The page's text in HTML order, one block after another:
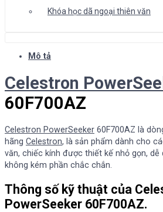
Khóa học dã ngoại thiên văn
Mô tả
Celestron
60F700AZ
Celestron PowerSeeker 60F700AZ là
hãng Celestron, là sản phẩm dành cho
văn, chiếc kính được thiết kế nhỏ gọn, dễ
không kém phần chắc chắn.
Thông số kỹ thuật của
PowerSeeker 60F700AZ.